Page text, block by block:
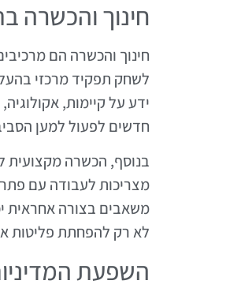
חינוך והכשרה
לשחק תפקיד מרכזי
ידע על קיימות,
חדשים לפעול למען
בנוסף, הכשרה מקצועית
מצריכות לעבודה עם
משאבים בצורה אחראית
לא רק להפחתת פליטות
השפעת